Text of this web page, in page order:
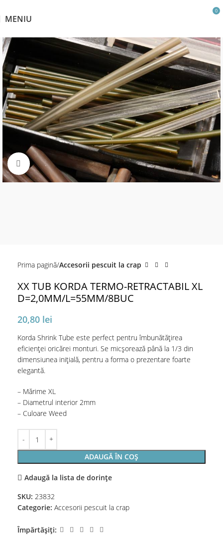
MENIU
0
Click pentru a mări
Prima pagină Accesorii pescuit la crap
XX TUB KORDA TERMO-RETRACTABIL XL
D=2,0MM/L=55MM/8BUC
20,80 lei
Korda Shrink Tube este perfect pentru îmbunătățirea
eficienţei oricărei monturi. Se micșorează până la 1/3 din
dimensiunea inițială, pentru a forma o prezentare foarte
elegantă.
– Mărime XL
– Diametrul interior 2mm
– Culoare Weed
ADAUGĂ ÎN COȘ
Adaugă la lista de dorințe
SKU: 23832
Categorie: Accesorii pescuit la crap
Împărtășiți: